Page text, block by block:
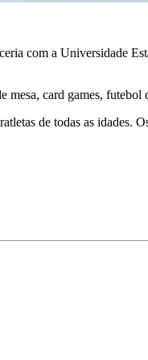
com a Universidade
mesa, card games,
de todas as idades.